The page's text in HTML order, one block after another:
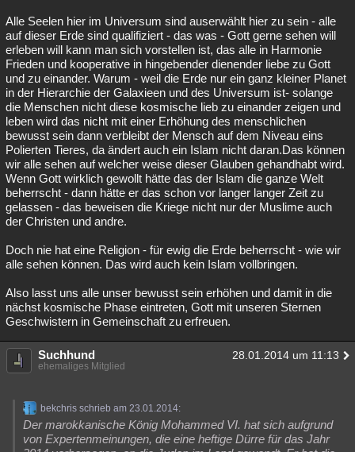
Alle Seelen hier im Universum sind auserwählt hier zu sein - alle
auf dieser Erde sind qualifiziert - das was - Gott gerne sehen will
erleben will kann man sich vorstellen ist, das alle in Harmonie
Frieden und kooperative in hingebender dienender liebe zu Gott
und zu einander. Warum - weil die Erde nur ein ganz kleiner Planet
in der Hierarchie der Galaxieen und des Universum ist- solange
die Menschen nicht diese kosmische lieb zu einander zeigen und
leben wird das nicht mit einer Erhöhung des menschlichen
bewusst sein dann verbleibt der Mensch auf dem Niveau eins
Polierten Tieres, da ändert auch ein Islam nicht daran.Das können
wir alle sehen auf welcher weise dieser Glauben gehandhabt wird.
Wenn Gott wirklich gewollt hätte das der Islam die ganze Welt
beherrscht - dann hätte er das schon vor langer langer Zeit zu
gelassen - das beweisen die Kriege nicht nur der Muslime auch
der Christen und andre.
Doch nie hat eine Religion - für ewig die Erde beherrscht - wie wir
alle sehen können. Das wird auch kein Islam vollbringen.
Also lasst uns alle unser bewusst sein erhöhen und damit in die
nächst kosmische Phase eintreten, Gott mit unseren Sternen
Geschwistern in Gemeinschaft zu erfreuen.
Suchhund 28.01.2014 um 11:13
ehemaliges Mitglied
bekchris schrieb am 23.01.2014:
Der marokkanische König Mohammed VI. hat sich aufgrund
von Expertenmeinungen, die eine heftige Dürre für das Jahr